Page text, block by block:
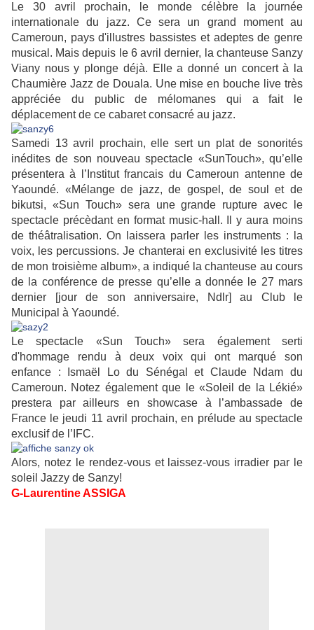
Le 30 avril prochain, le monde célèbre la journée
internationale du jazz. Ce sera un grand moment au
Cameroun, pays d'illustres bassistes et adeptes de genre
musical. Mais depuis le 6 avril dernier, la chanteuse Sanzy
Viany nous y plonge déjà. Elle a donné un concert à la
Chaumière Jazz de Douala. Une mise en bouche live très
appréciée du public de mélomanes qui a fait le
déplacement de ce cabaret consacré au jazz.
Samedi 13 avril prochain, elle sert un plat de sonorités
inédites de son nouveau spectacle «SunTouch», qu’elle
présentera à l’Institut francais du Cameroun antenne de
Yaoundé. «Mélange de jazz, de gospel, de soul et de
bikutsi, «Sun Touch» sera une grande rupture avec le
spectacle précèdant en format music-hall. Il y aura moins
de théâtralisation. On laissera parler les instruments : la
voix, les percussions. Je chanterai en exclusivité les titres
de mon troisième album», a indiqué la chanteuse au cours
de la conférence de presse qu’elle a donnée le 27 mars
dernier [jour de son anniversaire, Ndlr] au Club le
Municipal à Yaoundé.
Le spectacle «Sun Touch» sera également serti
d'hommage rendu à deux voix qui ont marqué son
enfance : Ismaël Lo du Sénégal et Claude Ndam du
Cameroun. Notez également que le «Soleil de la Lékié»
prestera par ailleurs en showcase à l’ambassade de
France le jeudi 11 avril prochain, en prélude au spectacle
exclusif de l’IFC.
Alors, notez le rendez-vous et laissez-vous irradier par le
soleil Jazzy de Sanzy!
G-Laurentine ASSIGA